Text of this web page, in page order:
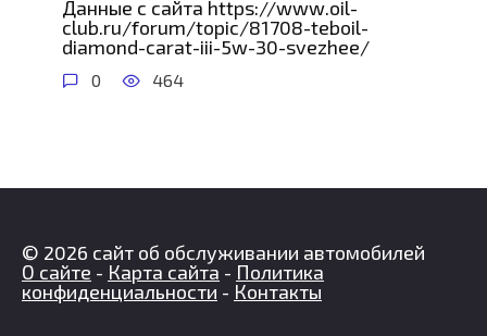
Данные с сайта https://www.oil-
club.ru/forum/topic/81708-teboil-
diamond-carat-iii-5w-30-svezhee/
0 464
© 2026 сайт об обслуживании автомобилей
О сайте - Карта сайта - Политика
конфиденциальности - Контакты